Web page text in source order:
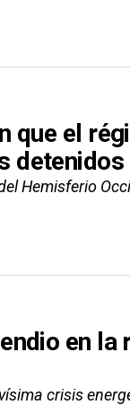
que el
detenidos
Hemisferio
en
crisis